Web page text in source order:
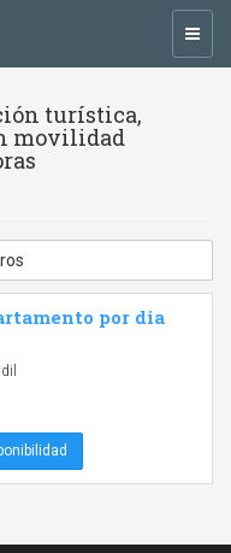
turística,
movilidad
por dia